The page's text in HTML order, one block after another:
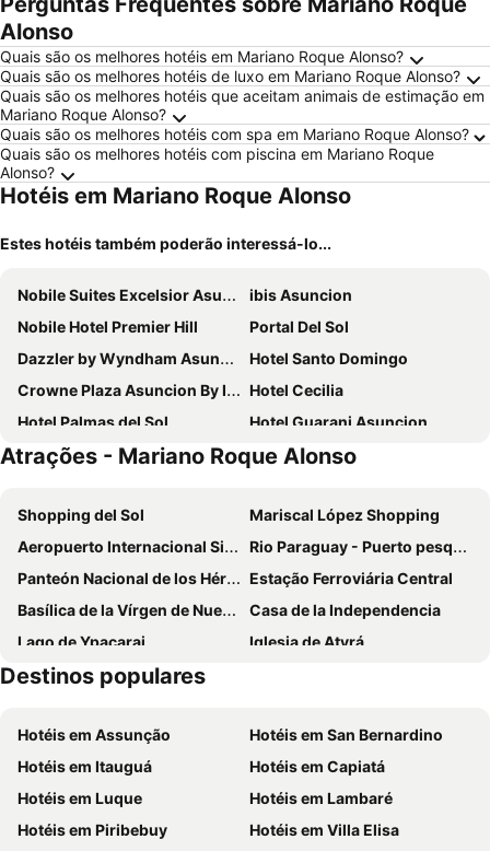
Alonso
Quais são os melhores hotéis em Mariano Roque Alonso?
Quais são os melhores hotéis de luxo em Mariano Roque Alonso?
Quais são os melhores hotéis que aceitam animais de estimação em
Mariano Roque Alonso?
Quais são os melhores hotéis com spa em Mariano Roque Alonso?
Quais são os melhores hotéis com piscina em Mariano Roque
Alonso?
Hotéis em Mariano Roque Alonso
Estes hotéis também poderão interessá-lo...
Nobile Suites Excelsior Asuncion
ibis Asuncion
Nobile Hotel Premier Hill
Portal Del Sol
Dazzler by Wyndham Asuncion
Hotel Santo Domingo
Crowne Plaza Asuncion By Ihg
Hotel Cecilia
Hotel Palmas del Sol
Hotel Guarani Asuncion
Paseo La Galeria Hotel & Suites
Granados Park Hotel
Zielo Hotel
Five Hotel & Residences
Palmaroga Hotel Asuncion, Tapestry Collection by Hilton
Danieri Asunción Hotel
Hotel Villa Morra Suites
Hotel Amalfi
The Hub Urban Hotel
Gran Hotel del Paraguay
Giuseppe Suites Hotel
Esplendor by Wyndham Asunción
Hotel Le Pelican
Hotel Bristol
Paramanta Lifestyle Hotel
Hilton Garden Inn Asuncion Aviadores del Chaco
Divina Tower Apart Hotel
Hotel Santo Domingo
Beulah Hotel Boutique
Hotel Westfalenhaus
ÚNICO - Stay & Residences by AVA
Atrações - Mariano Roque Alonso
Shopping del Sol
Mariscal López Shopping
Aeropuerto Internacional Silvio Pettirossi
Rio Paraguay - Puerto pesquero
Panteón Nacional de los Héroes
Estação Ferroviária Central
Basílica de la Vírgen de Nuestra Señora de los Milagros de Caacupé
Casa de la Independencia
Lago de Ypacarai
Iglesia de Atyrá
Destinos populares
Hotéis em Assunção
Hotéis em San Bernardino
Hotéis em Itauguá
Hotéis em Capiatá
Hotéis em Luque
Hotéis em Lambaré
Hotéis em Piribebuy
Hotéis em Villa Elisa